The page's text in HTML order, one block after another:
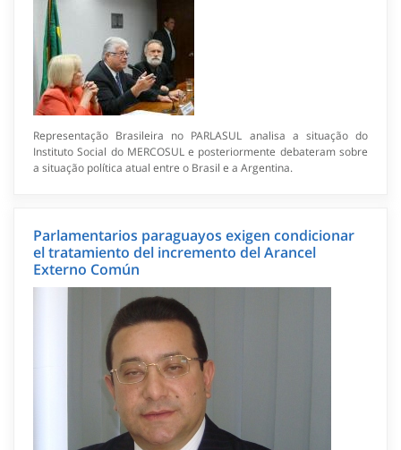
Representação Brasileira no PARLASUL analisa a situação do
Instituto Social do MERCOSUL e posteriormente debateram sobre
a situação política atual entre o Brasil e a Argentina.
Parlamentarios paraguayos exigen condicionar
el tratamiento del incremento del Arancel
Externo Común